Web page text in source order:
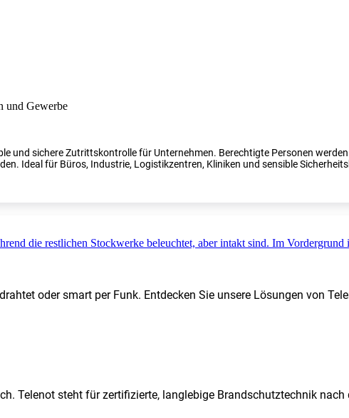
und sichere Zutrittskontrolle für Unternehmen. Berechtigte Personen
Ideal für Büros, Industrie, Logistikzentren, Kliniken und sensible
oder smart per Funk. Entdecken Sie unsere Lösungen von
Telenot steht für zertifizierte, langlebige Brandschutztechnik nach